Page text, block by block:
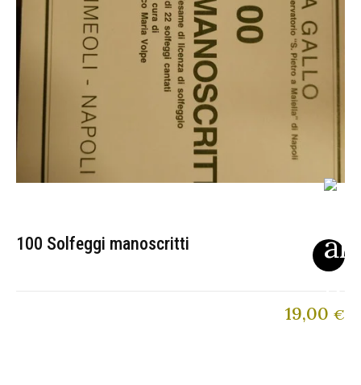
100 Solfeggi manoscritti
19,00 €